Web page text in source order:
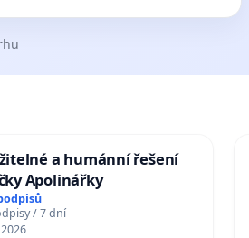
a humánní řešení
Apolinářky
/ 7 dní